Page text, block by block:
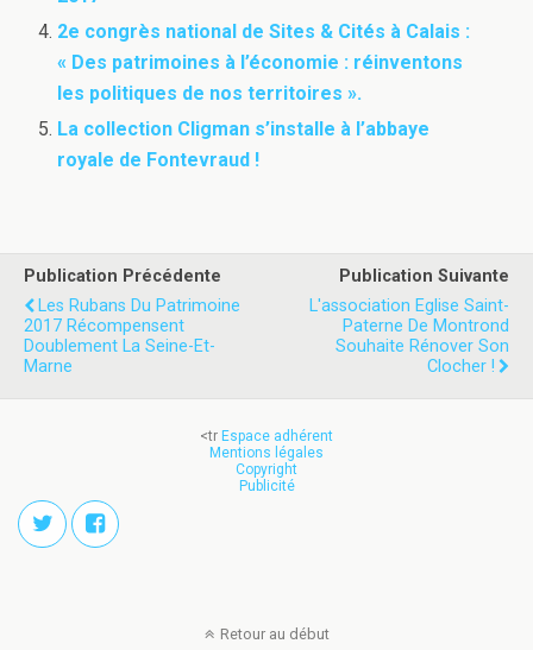
2e congrès national de Sites & Cités à Calais :
« Des patrimoines à l’économie : réinventons
les politiques de nos territoires ».
La collection Cligman s’installe à l’abbaye
royale de Fontevraud !
Publication Précédente
Les Rubans Du Patrimoine
2017 Récompensent
Doublement La Seine-Et-
Marne
Publication Suivante
L'association Eglise Saint-
Paterne De Montrond
Souhaite Rénover Son
Clocher !
<tr Espace adhérent
Mentions légales
Copyright
Publicité
Retour au début